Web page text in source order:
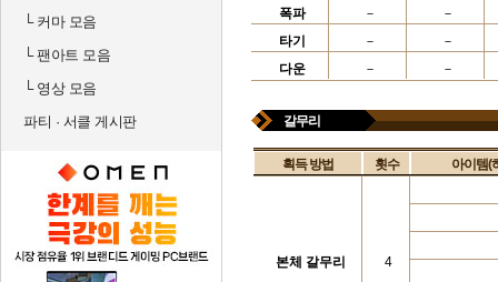
└커마 모음
└팬아트 모음
└영상 모음
파티 · 서클 게시판
폭파
－
－
타기
－
－
다운
－ －
갈무리
획득 방법 횟수 아이템(
본체 갈무리 4